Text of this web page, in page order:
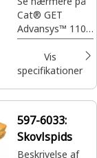
g.
Cat® GET
Advansys™ 110
Penetration
Plus-skovlspids
til
del 505-4113, til
rendegravningsu
dstyr.
Vis
specifikationer
597-6033:
Skovlspids
Beskrivelse af